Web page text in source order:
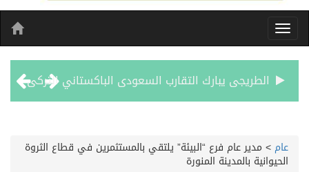
الطريجى يبارك التقارب السعودى الباكستاني التركى
عام > مدير عام فرع “البيئة” يلتقي بالمستثمرين في قطاع الثروة
الحيوانية بالمدينة المنورة